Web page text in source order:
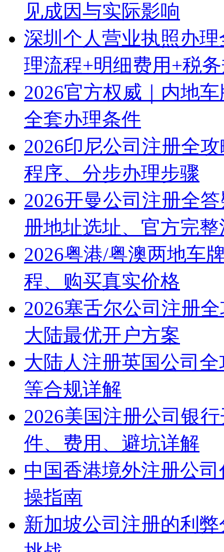
见成因与实际影响
深圳个人营业执照办
理流程+明细费用+税
2026官方权威｜内地
全套办理条件
2026印尼公司注册全
程序、分步办理步骤
2026开曼公司注册全
册地址选址、官方完
2026粤港/粤澳两地车
程、购买真实价格
2026塞舌尔公司注册
大陆最优开户方案
大陆人注册英国公司
等合规详解
2026美国注册公司银
件、费用、避坑详解
中国香港境外注册公
操指南
新加坡公司注册的利